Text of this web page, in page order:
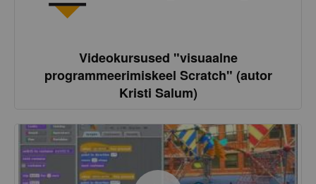
Videokursused "visuaalne
programmeerimiskeel Scratch" (autor
Kristi Salum)